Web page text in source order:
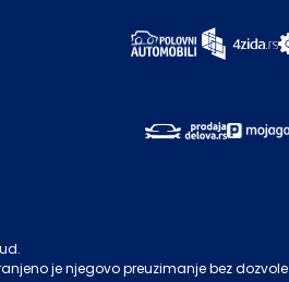
je njegovo preuzimanje bez dozvole